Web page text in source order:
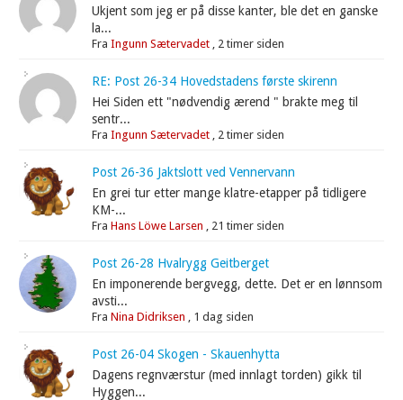
Ukjent som jeg er på disse kanter, ble det en ganske
la...
FraIngunn Sætervadet , 2 timer siden
RE: Post 26-34 Hovedstadens første skirenn
Hei Siden ett "nødvendig ærend " brakte meg til
sentr...
FraIngunn Sætervadet , 2 timer siden
Post 26-36 Jaktslott ved Vennervann
En grei tur etter mange klatre-etapper på tidligere
KM-...
FraHans Löwe Larsen , 21 timer siden
Post 26-28 Hvalrygg Geitberget
En imponerende bergvegg, dette. Det er en lønnsom
avsti...
FraNina Didriksen , 1 dag siden
Post 26-04 Skogen - Skauenhytta
Dagens regnværstur (med innlagt torden) gikk til
Hyggen...